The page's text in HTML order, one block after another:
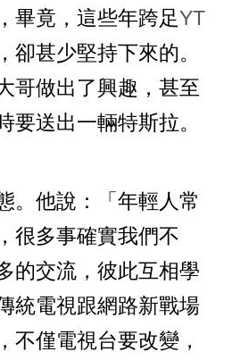
畢竟，這些年跨足YT
卻甚少堅持下來的。
哥做出了興趣，甚至
要送出一輛特斯拉。
。他說：「年輕人常
很多事確實我們不
的交流，彼此互相學
統電視跟網路新戰場
不僅電視台要改變，